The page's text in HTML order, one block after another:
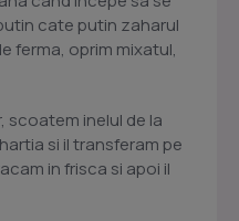
cate putin zaharul
ferma, oprim mixatul,
scoatem inelul de la
si il transferam pe
in frisca si apoi il